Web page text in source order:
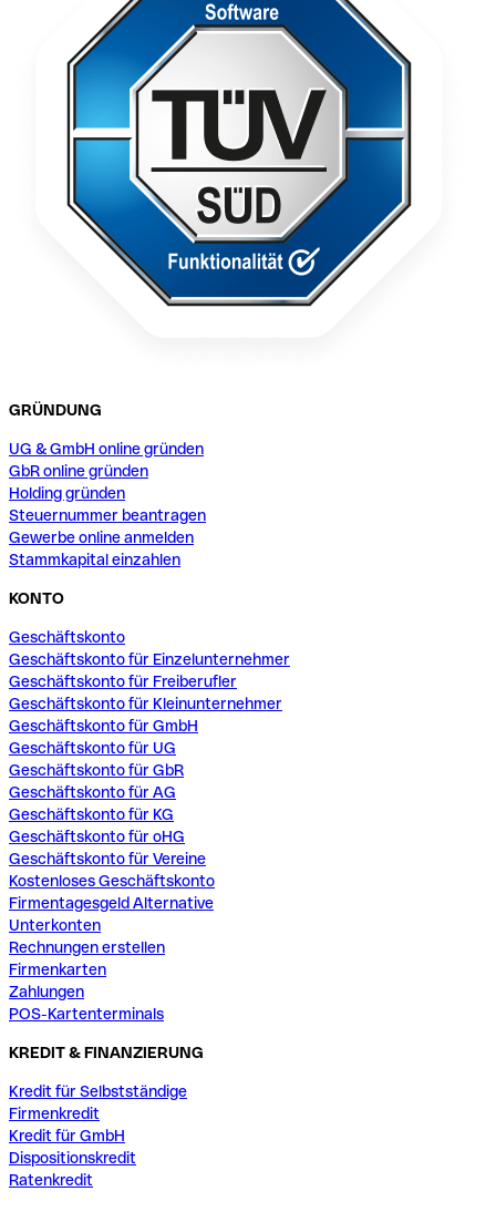
GRÜNDUNG
UG & GmbH online gründen
GbR online gründen
Holding gründen
Steuernummer beantragen
Gewerbe online anmelden
Stammkapital einzahlen
KONTO
Geschäftskonto
Geschäftskonto für Einzelunternehmer
Geschäftskonto für Freiberufler
Geschäftskonto für Kleinunternehmer
Geschäftskonto für GmbH
Geschäftskonto für UG
Geschäftskonto für GbR
Geschäftskonto für AG
Geschäftskonto für KG
Geschäftskonto für oHG
Geschäftskonto für Vereine
Kostenloses Geschäftskonto
Firmentagesgeld Alternative
Unterkonten
Rechnungen erstellen
Firmenkarten
Zahlungen
POS-Kartenterminals
KREDIT & FINANZIERUNG
Kredit für Selbstständige
Firmenkredit
Kredit für GmbH
Dispositionskredit
Ratenkredit